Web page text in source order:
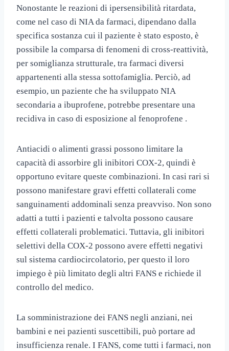
Nonostante le reazioni di ipersensibilità ritardata,
come nel caso di NIA da farmaci, dipendano dalla
specifica sostanza cui il paziente è stato esposto, è
possibile la comparsa di fenomeni di cross-reattività,
per somiglianza strutturale, tra farmaci diversi
appartenenti alla stessa sottofamiglia. Perciò, ad
esempio, un paziente che ha sviluppato NIA
secondaria a ibuprofene, potrebbe presentare una
recidiva in caso di esposizione al fenoprofene .
Antiacidi o alimenti grassi possono limitare la
capacità di assorbire gli inibitori COX-2, quindi è
opportuno evitare queste combinazioni. In casi rari si
possono manifestare gravi effetti collaterali come
sanguinamenti addominali senza preavviso. Non sono
adatti a tutti i pazienti e talvolta possono causare
effetti collaterali problematici. Tuttavia, gli inibitori
selettivi della COX-2 possono avere effetti negativi
sul sistema cardiocircolatorio, per questo il loro
impiego è più limitato degli altri FANS e richiede il
controllo del medico.
La somministrazione dei FANS negli anziani, nei
bambini e nei pazienti suscettibili, può portare ad
insufficienza renale. I FANS, come tutti i farmaci, non